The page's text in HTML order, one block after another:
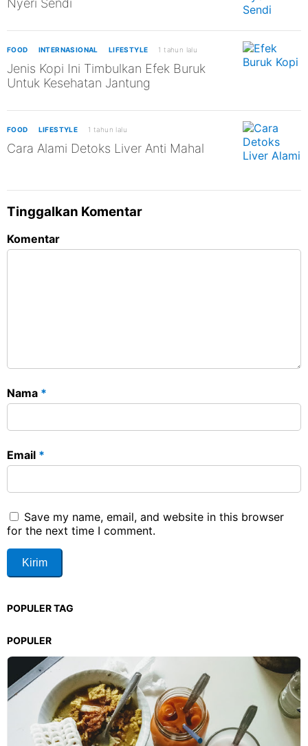
Nyeri Sendi
FOOD INTERNASIONAL LIFESTYLE 1 tahun lalu
Jenis Kopi Ini Timbulkan Efek Buruk
Untuk Kesehatan Jantung
FOOD LIFESTYLE 1 tahun lalu
Cara Alami Detoks Liver Anti Mahal
Tinggalkan Komentar
Komentar
Nama *
Email *
Save my name, email, and website in this browser
for the next time I comment.
POPULER TAG
POPULER